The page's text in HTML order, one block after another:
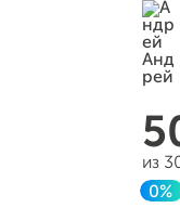
из
0%